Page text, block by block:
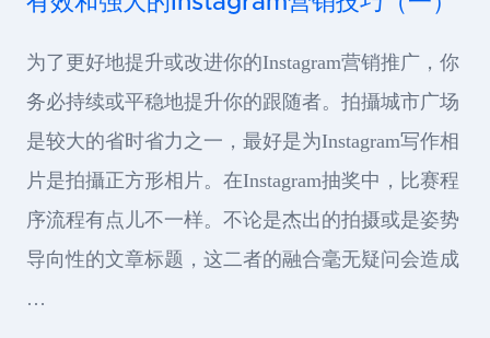
为了更好地提升或改进你的Instagram营销推广，你
务必持续或平稳地提升你的跟随者。拍攝城市广场
是较大的省时省力之一，最好是为Instagram写作相
片是拍攝正方形相片。在Instagram抽奖中，比赛程
序流程有点儿不一样。不论是杰出的拍摄或是姿势
导向性的文章标题，这二者的融合毫无疑问会造成
…